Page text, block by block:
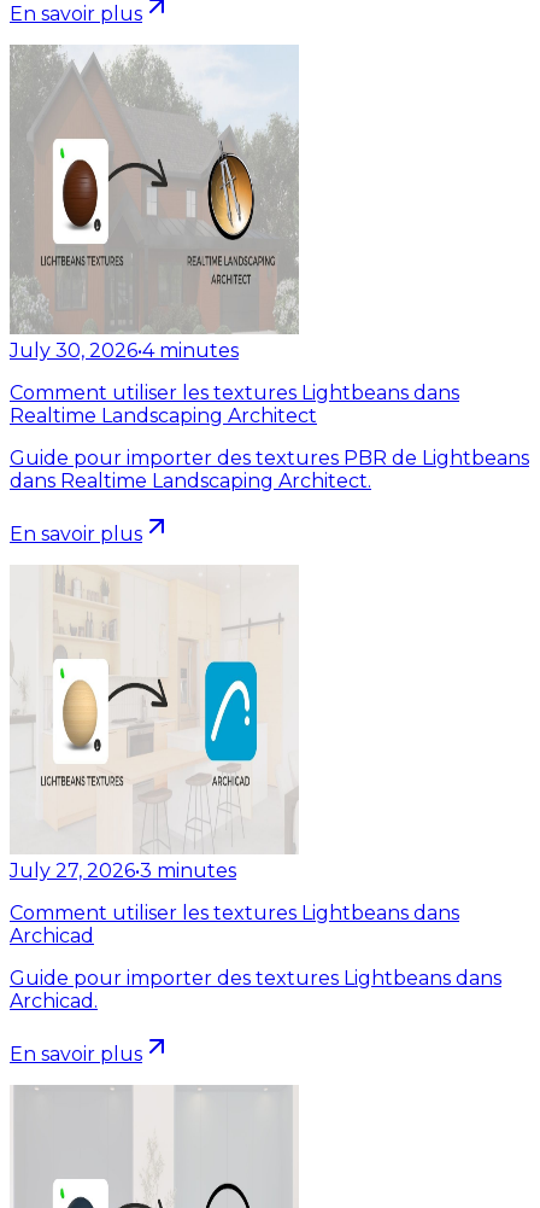
En savoir plus
July 30, 2026•4 minutes
Comment utiliser les textures Lightbeans dans
Realtime Landscaping Architect
Guide pour importer des textures PBR de Lightbeans
dans Realtime Landscaping Architect.
En savoir plus
July 27, 2026•3 minutes
Comment utiliser les textures Lightbeans dans
Archicad
Guide pour importer des textures Lightbeans dans
Archicad.
En savoir plus